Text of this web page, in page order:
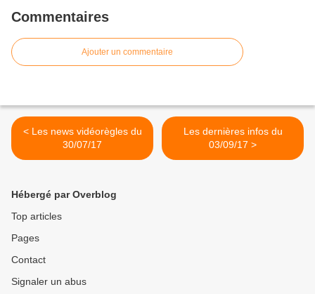
Commentaires
Ajouter un commentaire
< Les news vidéorègles du
30/07/17
Les dernières infos du
03/09/17 >
Hébergé par Overblog
Top articles
Pages
Contact
Signaler un abus